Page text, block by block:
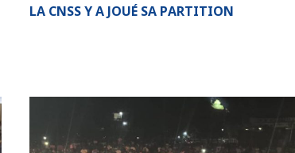
LA CNSS Y A JOUÉ SA PARTITION